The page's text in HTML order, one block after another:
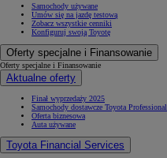
Samochody używane
Umów się na jazdę testową
Zobacz wszystkie cenniki
Konfiguruj swoją Toyotę
Oferty specjalne i Finansowanie
Oferty specjalne i Finansowanie
Aktualne oferty
Finał wyprzedaży 2025
Samochody dostawcze Toyota Professional
Oferta biznesowa
Auta używane
Toyota Financial Services